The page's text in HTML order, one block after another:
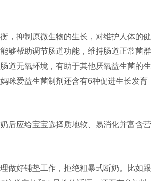
，抑制原微生物的生长，对维护人体的健
够帮助调节肠道功能，维持肠道正常菌群
道无氧环境，有助于其他厌氧益生菌的生
咪爱益生菌制剂还含有6种促进生长发育
后应给宝宝选择质地软、易消化并富含营
做好铺垫工作，拒绝粗暴式断奶。比如跟